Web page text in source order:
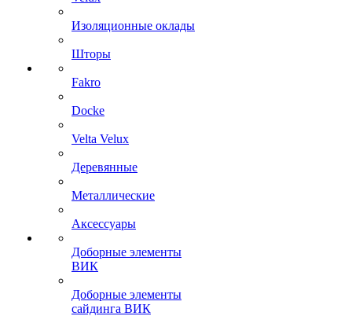
Изоляционные оклады
Шторы
Fakro
Docke
Velta Velux
Деревянные
Металлические
Аксессуары
Доборные элементы
ВИК
Доборные элементы
сайдинга ВИК